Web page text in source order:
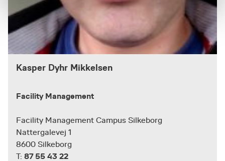
Kasper Dyhr Mikkelsen
Facility Management
Facility Management Campus Silkeborg
Nattergalevej 1
8600 Silkeborg
T: 87 55 43 22